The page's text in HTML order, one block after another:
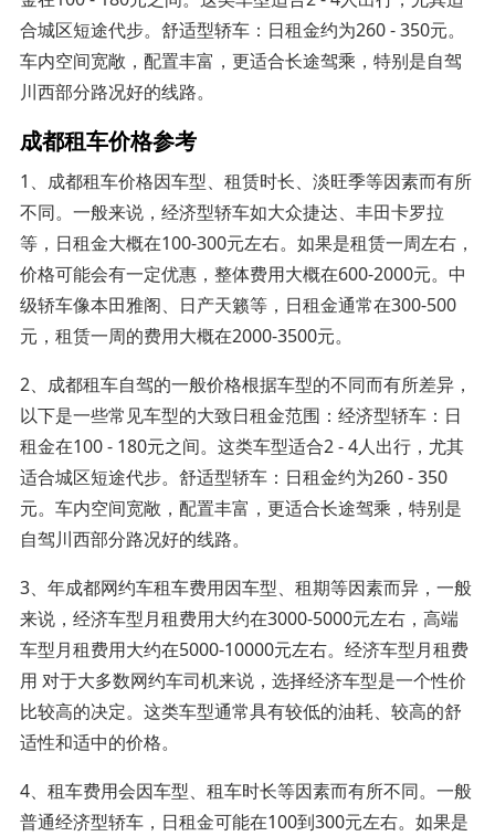
合城区短途代步。舒适型轿车：日租金约为260 - 350元。
车内空间宽敞，配置丰富，更适合长途驾乘，特别是自驾
川西部分路况好的线路。
成都租车价格参考
1、成都租车价格因车型、租赁时长、淡旺季等因素而有所
不同。一般来说，经济型轿车如大众捷达、丰田卡罗拉
等，日租金大概在100-300元左右。如果是租赁一周左右，
价格可能会有一定优惠，整体费用大概在600-2000元。中
级轿车像本田雅阁、日产天籁等，日租金通常在300-500
元，租赁一周的费用大概在2000-3500元。
2、成都租车自驾的一般价格根据车型的不同而有所差异，
以下是一些常见车型的大致日租金范围：经济型轿车：日
租金在100 - 180元之间。这类车型适合2 - 4人出行，尤其
适合城区短途代步。舒适型轿车：日租金约为260 - 350
元。车内空间宽敞，配置丰富，更适合长途驾乘，特别是
自驾川西部分路况好的线路。
3、年成都网约车租车费用因车型、租期等因素而异，一般
来说，经济车型月租费用大约在3000-5000元左右，高端
车型月租费用大约在5000-10000元左右。经济车型月租费
用 对于大多数网约车司机来说，选择经济车型是一个性价
比较高的决定。这类车型通常具有较低的油耗、较高的舒
适性和适中的价格。
4、租车费用会因车型、租车时长等因素而有所不同。一般
普通经济型轿车，日租金可能在100到300元左右。如果是